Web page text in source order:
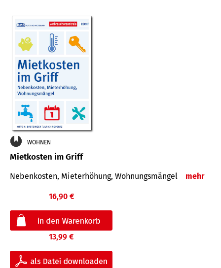
WOHNEN
Mietkosten im Griff
Nebenkosten, Mieterhöhung, Wohnungsmängel mehr
16,90 €
13,99 €